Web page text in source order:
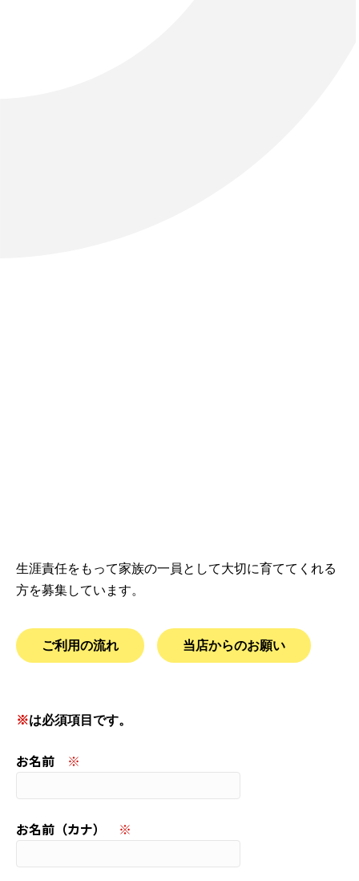
生涯責任をもって家族の一員として大切に育ててくれる
方を募集しています。
ご利用の流れ 当店からのお願い
※は必須項目です。
お名前 ※
お名前（カナ） ※